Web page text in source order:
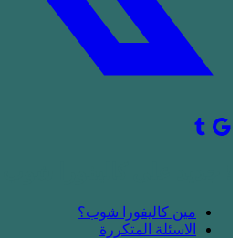
مين كاليفورا شوب؟
الاسئلة المتكررة